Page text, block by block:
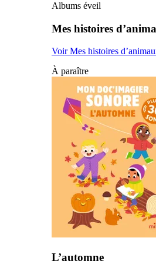
Albums éveil
Mes histoires
Voir Mes histoires
À paraître
L’automne